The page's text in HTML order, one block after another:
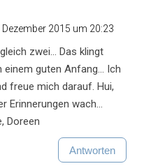
Dezember 2015 um 20:23
zwei… Das klingt
einem guten Anfang… Ich
freue mich darauf. Hui,
Erinnerungen wach…
Doreen
Antworten